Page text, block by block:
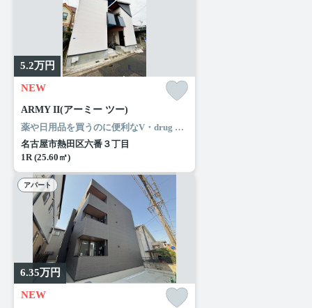
5.2万円
NEW
ARMY II(アーミー ツー)
薬や日用品を買うのに便利なV・drug 熱田八番店まで、260mです。来客時にはTVインターホンで訪問者の顔を確認することがきるので安心感があります。オシャレな照明付きの物件はとてもニーズがあります。ルームエージェント（リアルマークス）で住まいをじっくりお探しになりませんか。納得のいく住まい探しを行いましょう。わたくしどもがお手伝い致します。
名古屋市熱田区六番３丁目
1R (25.60㎡)
アパート
6.35万円
NEW